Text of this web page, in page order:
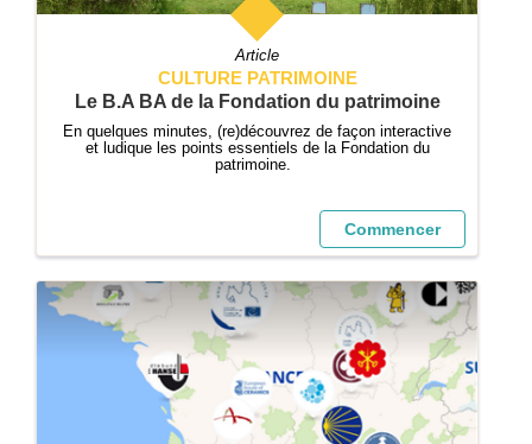
Article
CULTURE PATRIMOINE
Le B.A BA de la Fondation du patrimoine
En quelques minutes, (re)découvrez de façon interactive
et ludique les points essentiels de la Fondation du
patrimoine.
Commencer